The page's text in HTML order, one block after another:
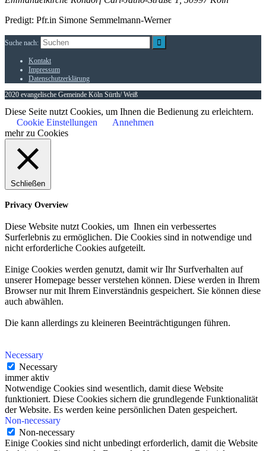
Predigt: Pfr.in Simone Semmelmann-Werner
Suche nach:
Kontakt
Impressum
Datenschutzerklärung
2020 evangelische Gemeinde Köln Sürth/ Weiß
Diese Seite nutzt Cookies, um Ihnen die Bedienung zu erleichtern.
Cookie Einstellungen
Annehmen
mehr zu Cookies
Schließen
Privacy Overview
Diese Website nutzt Cookies, um Ihnen ein verbessertes
Surferlebnis zu ermöglichen. Die Cookies sind in notwendige und
nicht erforderliche Cookies aufgeteilt.
Einige Cookies werden genutzt, damit wir Ihr Surfverhalten auf
unserer Homepage besser verstehen können. Diese werden in Ihrem
Browser nur mit Ihrem Einverständnis gespeichert. Sie können diese
auch abwählen.
Die kann allerdings zu kleineren Beeinträchtigungen führen.
Necessary
Necessary
immer aktiv
Notwendige Cookies sind wesentlich, damit diese Website
funktioniert. Diese Cookies sichern die grundlegende Funktionalität
der Website. Es werden keine persönlichen Daten gespeichert.
Non-necessary
Non-necessary
Einige Cookies sind nicht unbedingt erforderlich, damit die Website